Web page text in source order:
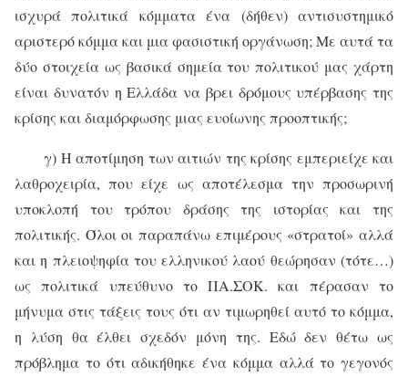
ισχυρά πολιτικά κόμματα ένα (δήθεν) αντισυστημικό
αριστερό κόμμα και μια φασιστική οργάνωση; Με αυτά τα
δύο στοιχεία ως βασικά σημεία του πολιτικού μας χάρτη
είναι δυνατόν η Ελλάδα να βρει δρόμους υπέρβασης της
κρίσης και διαμόρφωσης μιας ευοίωνης προοπτικής;
γ) Η αποτίμηση των αιτιών της κρίσης εμπεριείχε και
λαθροχειρία, που είχε ως αποτέλεσμα την προσωρινή
υποκλοπή του τρόπου δράσης της ιστορίας και της
πολιτικής. Όλοι οι παραπάνω επιμέρους «στρατοί» αλλά
και η πλειοψηφία του ελληνικού λαού θεώρησαν (τότε…)
ως πολιτικά υπεύθυνο το ΠΑ.ΣΟΚ. και πέρασαν το
μήνυμα στις τάξεις τους ότι αν τιμωρηθεί αυτό το κόμμα,
η λύση θα έλθει σχεδόν μόνη της. Εδώ δεν θέτω ως
πρόβλημα το ότι αδικήθηκε ένα κόμμα αλλά το γεγονός